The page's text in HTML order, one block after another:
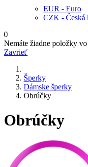
EUR - Euro
CZK - Česká
0
Nemáte žiadne položky
Zavrieť
Šperky
Dámske šperky
Obrúčky
Obrúčky